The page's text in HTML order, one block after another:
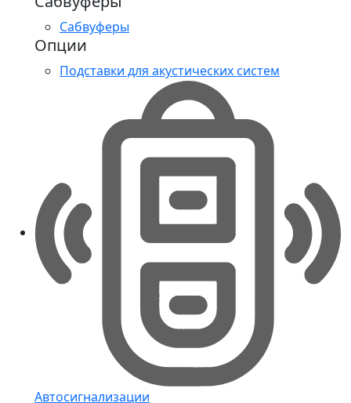
Сабвуферы
Опции
Подставки для акустических систем
Автосигнализации